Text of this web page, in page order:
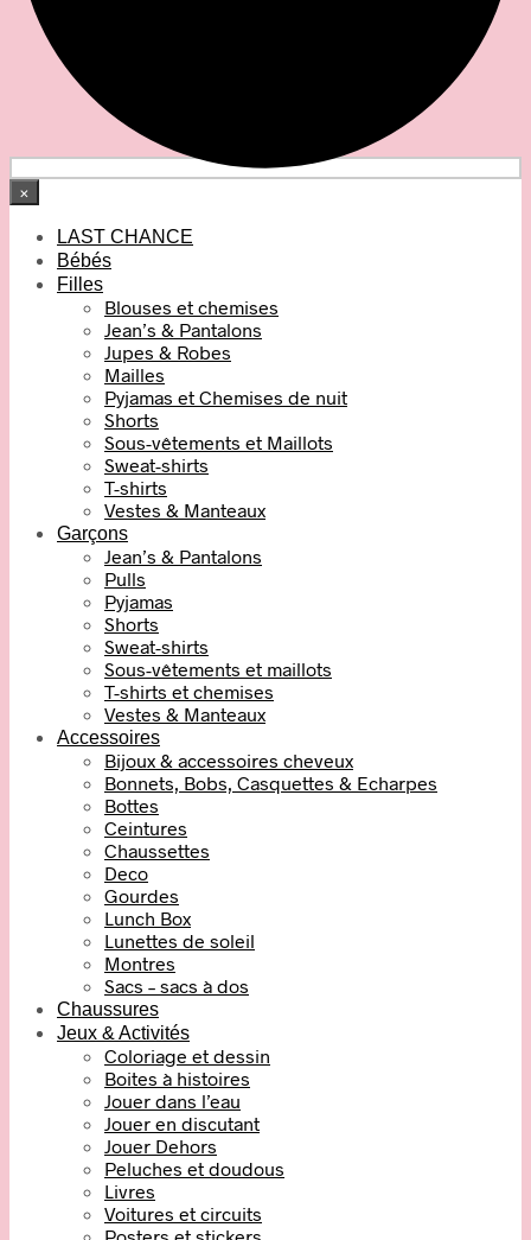
×
LAST CHANCE
Bébés
Filles
Blouses et chemises
Jean’s & Pantalons
Jupes & Robes
Mailles
Pyjamas et Chemises de nuit
Shorts
Sous-vêtements et Maillots
Sweat-shirts
T-shirts
Vestes & Manteaux
Garçons
Jean’s & Pantalons
Pulls
Pyjamas
Shorts
Sweat-shirts
Sous-vêtements et maillots
T-shirts et chemises
Vestes & Manteaux
Accessoires
Bijoux & accessoires cheveux
Bonnets, Bobs, Casquettes & Echarpes
Bottes
Ceintures
Chaussettes
Deco
Gourdes
Lunch Box
Lunettes de soleil
Montres
Sacs – sacs à dos
Chaussures
Jeux & Activités
Coloriage et dessin
Boites à histoires
Jouer dans l’eau
Jouer en discutant
Jouer Dehors
Peluches et doudous
Livres
Voitures et circuits